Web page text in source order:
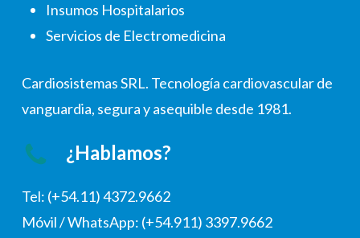
Insumos Hospitalarios
Servicios de Electromedicina
Cardiosistemas SRL. Tecnología cardiovascular de
vanguardia, segura y asequible desde 1981.
¿Hablamos?
Tel: (+54.11) 4372.9662
Móvil / WhatsApp: (+54.911) 3397.9662